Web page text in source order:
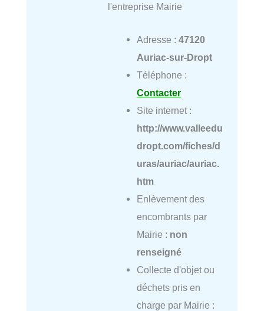
l'entreprise Mairie
Adresse : 47120
Auriac-sur-Dropt
Téléphone :
Contacter
Site internet :
http://www.valleedu
dropt.com/fiches/d
uras/auriac/auriac.
htm
Enlèvement des
encombrants par
Mairie : non
renseigné
Collecte d'objet ou
déchets pris en
charge par Mairie :